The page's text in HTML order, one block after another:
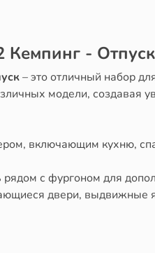
Кемпинг - Отпуск
– это отличный набор
модели, создавая
включающим кухню,
с фургоном для
двери, выдвижные